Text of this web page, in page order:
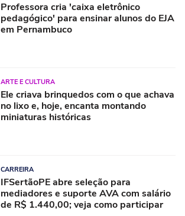
Professora cria 'caixa eletrônico
pedagógico' para ensinar alunos do EJA
em Pernambuco
ARTE E CULTURA
Ele criava brinquedos com o que achava
no lixo e, hoje, encanta montando
miniaturas históricas
CARREIRA
IFSertãoPE abre seleção para
mediadores e suporte AVA com salário
de R$ 1.440,00; veja como participar